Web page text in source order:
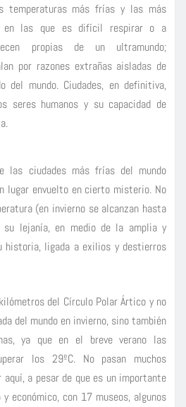
temperaturas más frías y las más
en las que es difícil respirar o a
propias de un ultramundo;
por razones extrañas aisladas de
del mundo. Ciudades, en definitiva,
seres humanos y su capacidad de
las ciudades más frías del mundo
lugar envuelto en cierto misterio. No
(en invierno se alcanzan hasta
su lejanía, en medio de la amplia y
historia, ligada a exilios y destierros
del Círculo Polar Ártico y no
del mundo en invierno, sino también
ya que en el breve verano las
los 29ºC. No pasan muchos
a pesar de que es un importante
económico, con 17 museos, algunos